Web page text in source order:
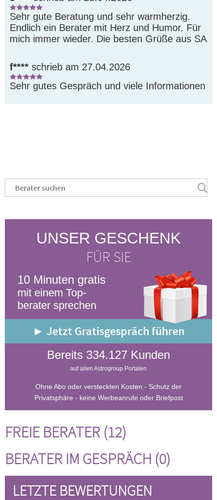
Sehr gute Beratung und sehr warmherzig.
Endlich ein Berater mit Herz und Humor. Für
mich immer wieder. Die besten Grüße aus SA
f**** schrieb am 27.04.2026
Sehr gutes Gespräch und viele Informationen
UNSER GESCHENK
FÜR SIE
10 Minuten gratis
mit einem Top-
berater sprechen
► Jetzt Gratisgespräch führen
Bereits 334.127 Kunden
auf allen Astrogroup Portalen
Ohne Abo oder versteckten Kosten - Schutz der
Privatsphäre - keine Werbeanrufe oder Briefpost
FREIE BERATER (12)
BERATER IM GESPRÄCH (0)
LETZTE BEWERTUNGEN